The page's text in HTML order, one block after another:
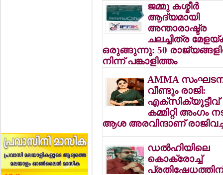
ജമ്മു കശ്മീര്‍
ആദ്യമായി
അന്താരാഷ്ട്ര
ചലച്ചിത്ര
ഒരുങ്ങുന്നു: 50
നിന്ന് പങ്കാളിത്തം
AMMA
വീണ്ടും രാജി:
എക്‌സിക്യൂട്ടീവ്
കമ്മിറ്റി അംഗം
ആശ അരവിന്ദാണ്
ഡല്‍ഹിയിലെ
കൊക്രോച്ച്